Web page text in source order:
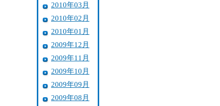
2010年03月
2010年02月
2010年01月
2009年12月
2009年11月
2009年10月
2009年09月
2009年08月